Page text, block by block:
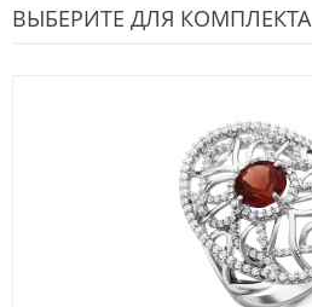
ВЫБЕРИТЕ ДЛЯ КОМПЛЕКТА